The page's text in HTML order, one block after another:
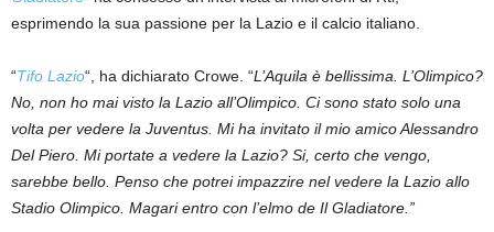
esprimendo la sua passione per la Lazio e il calcio italiano.
“Tifo Lazio“, ha dichiarato Crowe. “L’Aquila è bellissima. L’Olimpico?
No, non ho mai visto la Lazio all’Olimpico. Ci sono stato solo una
volta per vedere la Juventus. Mi ha invitato il mio amico Alessandro
Del Piero. Mi portate a vedere la Lazio? Si, certo che vengo,
sarebbe bello. Penso che potrei impazzire nel vedere la Lazio allo
Stadio Olimpico. Magari entro con l’elmo de Il Gladiatore.”